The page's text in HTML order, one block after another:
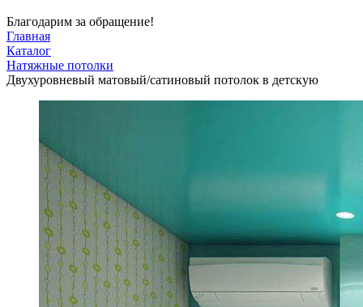
Благодарим за обращение!
Главная
Каталог
Натяжные потолки
Двухуровневый матовый/сатиновый потолок в детскую